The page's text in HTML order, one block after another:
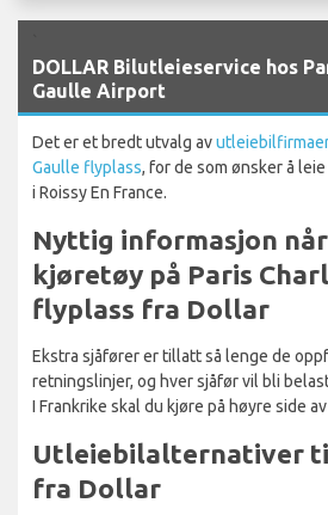
DOLLAR Bilutleieservice hos
Gaulle Airport
Det er et bredt utvalg av
Gaulle flyplass, for de som ønsker å
i Roissy En France.
Nyttig informasjon
kjøretøy på Paris
flyplass fra Dollar
Ekstra sjåfører er tillatt så lenge de
retningslinjer, og hver sjåfør vil bli
I Frankrike skal du kjøre på høyre side
Utleiebilalternativer
fra Dollar